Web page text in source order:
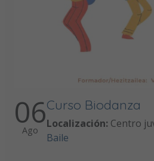
06
Ago
Curso Biodanza
Localización: Centro
Baile